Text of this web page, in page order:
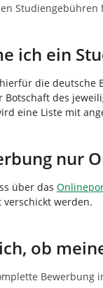
ich ein
die deutsche
Botschaft des
eine Liste mit
nur
über das
werden.
ob
Bewerbung